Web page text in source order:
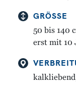
GELBER
Gentiana
GRÖSSE
50 bis 140
erst mit 10